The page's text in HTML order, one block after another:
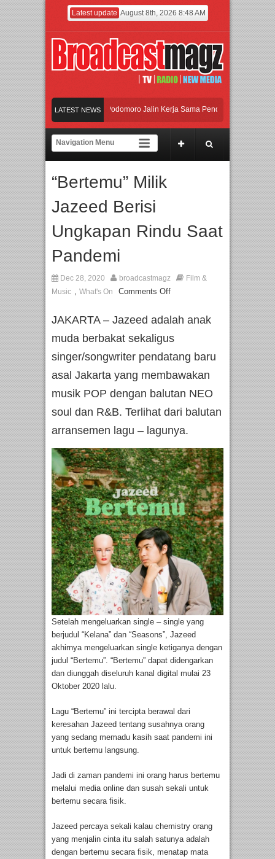
Latest update August 8th, 2026 8:48 AM
LATEST NEWS
UI dan Universitas Agung Podomoro Jalin Kerja Sama Pendidikan dan Riset
Meramaikan Jakarta dengan Ribuan Mainan dan Produk Bayi dari Seluruh
UI dan Universitas Agung Podomoro Jalin Kerja Sama Pendidikan dan Riset
“Bertemu” Milik
Jazeed Berisi
Ungkapan Rindu Saat
Pandemi
Dec 28, 2020 broadcastmagz
Film &
Music , What's On Comments Off
JAKARTA – Jazeed adalah anak
muda berbakat sekaligus
singer/songwriter pendatang baru
asal Jakarta yang membawakan
musik POP dengan balutan NEO
soul dan R&B. Terlihat dari balutan
arransemen lagu – lagunya.
Setelah mengeluarkan single – single yang
berjudul “Kelana” dan “Seasons”, Jazeed
akhirnya mengeluarkan single ketiganya dengan
judul “Bertemu”. “Bertemu” dapat didengarkan
dan diunggah diseluruh kanal digital mulai 23
Oktober 2020 lalu.
Lagu “Bertemu” ini tercipta berawal dari
keresahan Jazeed tentang susahnya orang
yang sedang memadu kasih saat pandemi ini
untuk bertemu langsung.
Jadi di zaman pandemi ini orang harus bertemu
melalui media online dan susah sekali untuk
bertemu secara fisik.
Jazeed percaya sekali kalau chemistry orang
yang menjalin cinta itu salah satunya adalah
dengan bertemu secara fisik, menatap mata